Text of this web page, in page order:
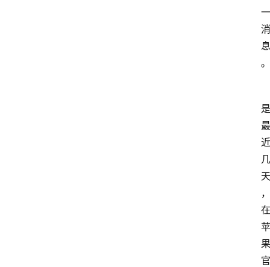
一
消
息
。
是
最
近
几
天
，
在
苹
果
官